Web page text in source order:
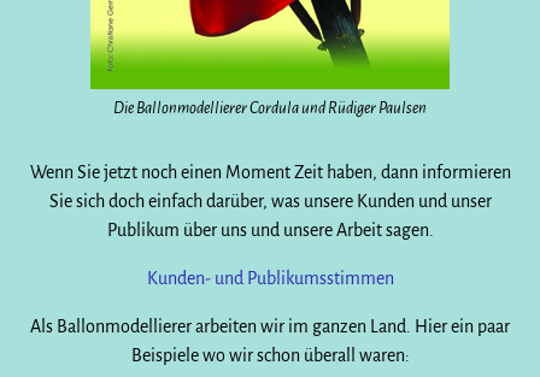
Die Ballonmodellierer Cordula und Rüdiger Paulsen
Wenn Sie jetzt noch einen Moment Zeit haben, dann informieren
Sie sich doch einfach darüber, was unsere Kunden und unser
Publikum über uns und unsere Arbeit sagen.
Kunden- und Publikumsstimmen
Als Ballonmodellierer arbeiten wir im ganzen Land. Hier ein paar
Beispiele wo wir schon überall waren: